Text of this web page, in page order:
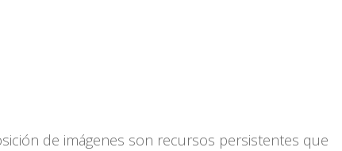
de imágenes son recursos persistentes que